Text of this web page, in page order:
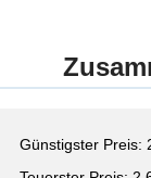
Günstigster Preis: